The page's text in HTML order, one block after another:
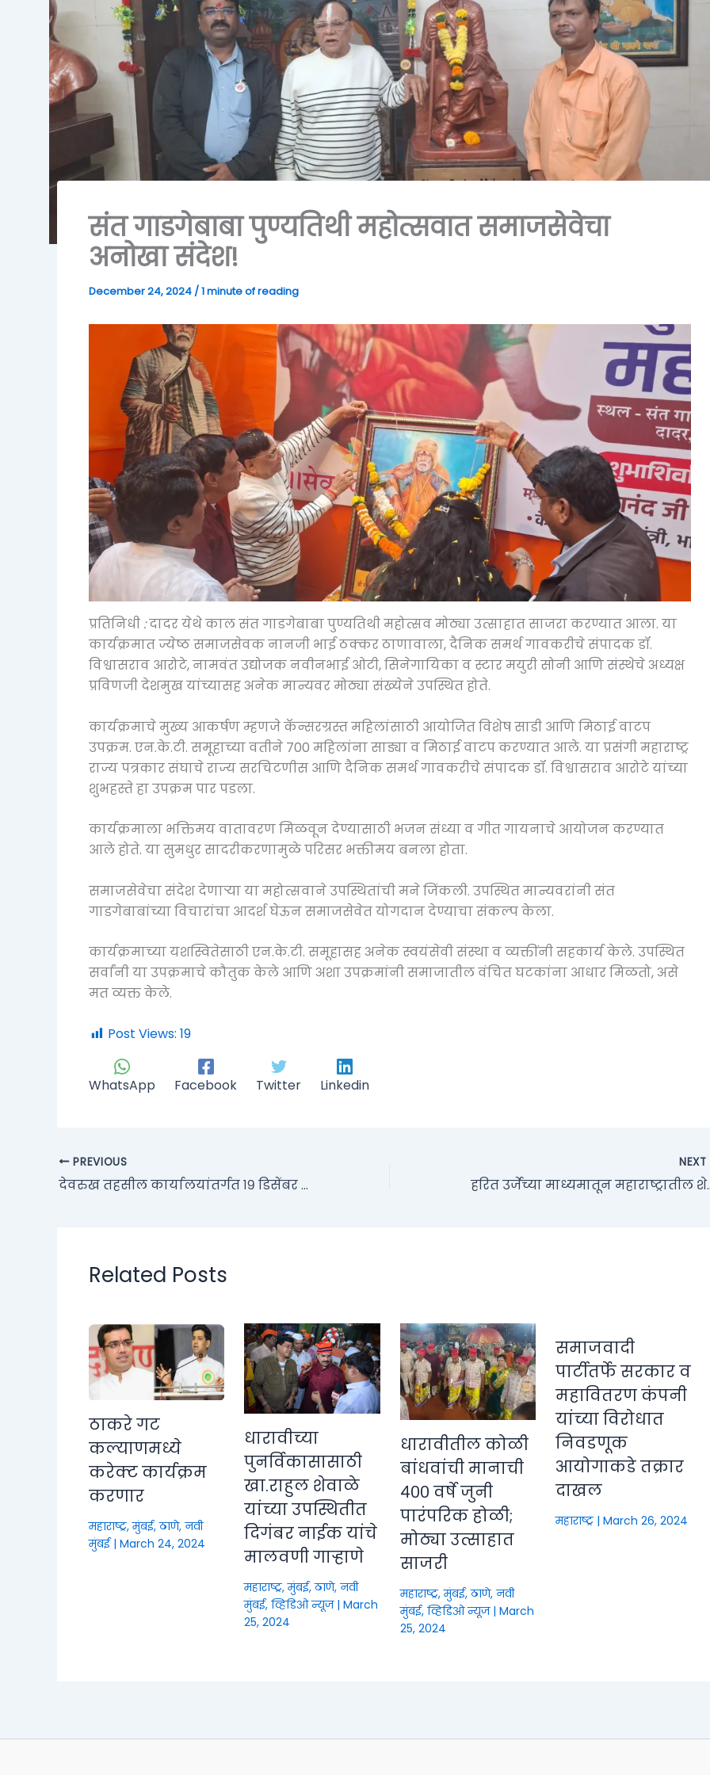
संत गाडगेबाबा पुण्यतिथी महोत्सवात समाजसेवेचा
अनोखा संदेश!
December 24, 2024 /1 minute of reading
प्रतिनिधी :दादर येथे काल संत गाडगेबाबा पुण्यतिथी महोत्सव मोठ्या उत्साहात साजरा करण्यात आला. या
कार्यक्रमात ज्येष्ठ समाजसेवक नानजी भाई ठक्कर ठाणावाला, दैनिक समर्थ गावकरीचे संपादक डॉ.
विश्वासराव आरोटे, नामवंत उद्योजक नवीनभाई ओटी, सिनेगायिका व स्टार मयुरी सोनी आणि संस्थेचे अध्यक्ष
प्रविणजी देशमुख यांच्यासह अनेक मान्यवर मोठ्या संख्येने उपस्थित होते.
कार्यक्रमाचे मुख्य आकर्षण म्हणजे कॅन्सरग्रस्त महिलांसाठी आयोजित विशेष साडी आणि मिठाई वाटप
उपक्रम. एन.के.टी. समूहाच्या वतीने 700 महिलांना साड्या व मिठाई वाटप करण्यात आले. या प्रसंगी महाराष्ट्र
राज्य पत्रकार संघाचे राज्य सरचिटणीस आणि दैनिक समर्थ गावकरीचे संपादक डॉ. विश्वासराव आरोटे यांच्या
शुभहस्ते हा उपक्रम पार पडला.
कार्यक्रमाला भक्तिमय वातावरण मिळवून देण्यासाठी भजन संध्या व गीत गायनाचे आयोजन करण्यात
आले होते. या सुमधुर सादरीकरणामुळे परिसर भक्तीमय बनला होता.
समाजसेवेचा संदेश देणाऱ्या या महोत्सवाने उपस्थितांची मने जिंकली. उपस्थित मान्यवरांनी संत
गाडगेबाबांच्या विचारांचा आदर्श घेऊन समाजसेवेत योगदान देण्याचा संकल्प केला.
कार्यक्रमाच्या यशस्वितेसाठी एन.के.टी. समूहासह अनेक स्वयंसेवी संस्था व व्यक्तींनी सहकार्य केले. उपस्थित
सर्वांनी या उपक्रमाचे कौतुक केले आणि अशा उपक्रमांनी समाजातील वंचित घटकांना आधार मिळतो, असे
मत व्यक्त केले.
Post Views: 19
WhatsApp Facebook Twitter Linkedin
PREVIOUS
देवरुख तहसील कार्यालयांतर्गत १९ डिसेंबर ते २४ डिसेंबर या कालावधीत सुशासन सप्ताह संपन्न; क्यूआर कोड वाचनालयचे केले अनावरण
NEXT
हरित उर्जेच्या माध्यमातून
Related Posts
ठाकरे गट
कल्याणमध्ये
करेक्ट कार्यक्रम
करणार
महाराष्ट्र,मुंबई, ठाणे, नवी
मुंबई| March 24, 2024
धारावीच्या
पुनर्विकासासाठी
खा.राहुल शेवाळे
यांच्या उपस्थितीत
दिगंबर नाईक यांचे
मालवणी गाऱ्हाणे
महाराष्ट्र,मुंबई, ठाणे, नवी
मुंबई,व्हिडिओ न्यूज|March
25, 2024
धारावीतील कोळी
बांधवांची मानाची
४०० वर्षे जुनी
पारंपरिक होळी;
मोठ्या उत्साहात
साजरी
महाराष्ट्र,मुंबई, ठाणे, नवी
मुंबई, व्हिडिओ न्यूज| March
25, 2024
समाजवादी
पार्टीतर्फे सरकार व
महावितरण कंपनी
यांच्या विरोधात
निवडणूक
आयोगाकडे तक्रार
दाखल
महाराष्ट्र| March 26, 2024